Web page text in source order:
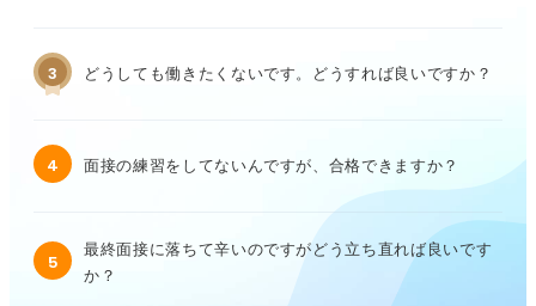
3 どうしても働きたくないです。どうすれば良いですか？
4 面接の練習をしてないんですが、合格できますか？
5
最終面接に落ちて辛いのですがどう立ち直れば良いです
か？